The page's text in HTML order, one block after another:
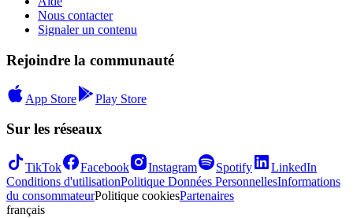
Nous contacter
Signaler un contenu
Rejoindre la communauté
App Store Play Store
Sur les réseaux
TikTok Facebook Instagram Spotify
LinkedIn
Conditions d'utilisationPolitique Données PersonnellesInformations
du consommateurPolitique cookiesPartenaires
français